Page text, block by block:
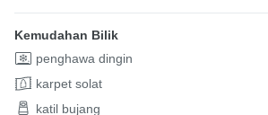
Kemudahan Bilik
penghawa dingin
karpet solat
katil bujang